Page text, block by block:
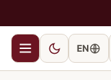
EN